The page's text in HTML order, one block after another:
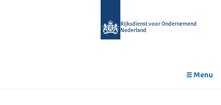
Rijksdienst voor Ondernemend
Nederland
Menu